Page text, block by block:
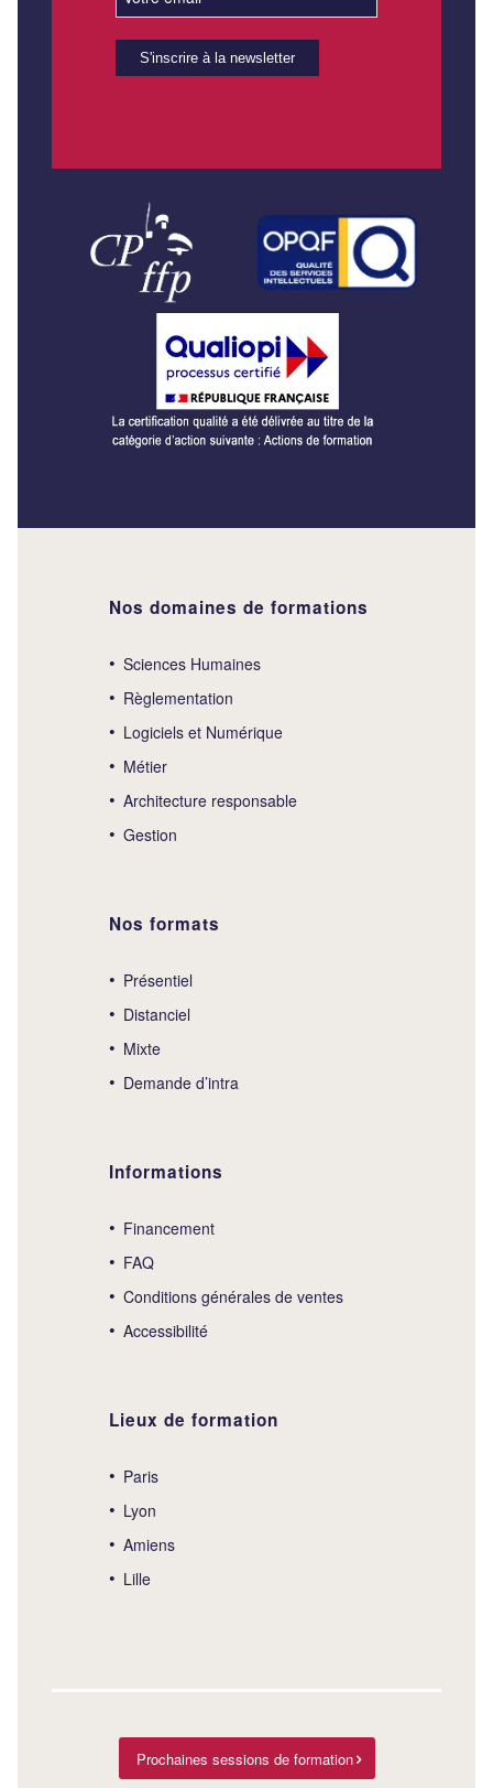
Nos domaines de formations
Sciences Humaines
Règlementation
Logiciels et Numérique
Métier
Architecture responsable
Gestion
Nos formats
Présentiel
Distanciel
Mixte
Demande d’intra
Informations
Financement
FAQ
Conditions générales de ventes
Accessibilité
Lieux de formation
Paris
Lyon
Amiens
Lille
Prochaines sessions de formation